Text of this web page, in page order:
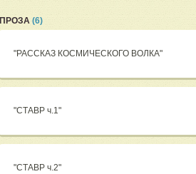
ПРОЗА (6)
"РАССКАЗ КОСМИЧЕСКОГО ВОЛКА"
"СТАВР ч.1"
"СТАВР ч.2"